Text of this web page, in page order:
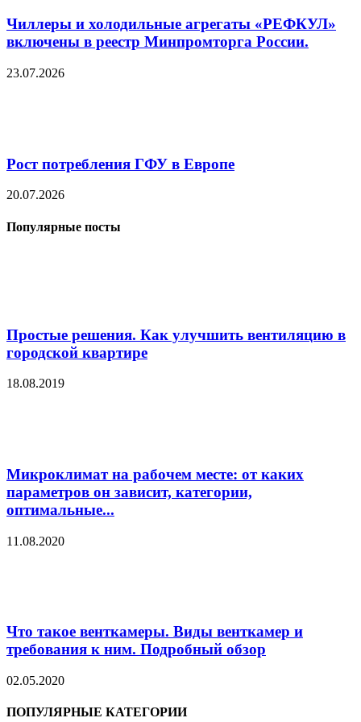
Чиллеры и холодильные агрегаты «РЕФКУЛ»
включены в реестр Минпромторга России.
23.07.2026
Рост потребления ГФУ в Европе
20.07.2026
Популярные посты
Простые решения. Как улучшить вентиляцию в
городской квартире
18.08.2019
Микроклимат на рабочем месте: от каких
параметров он зависит, категории,
оптимальные...
11.08.2020
Что такое венткамеры. Виды венткамер и
требования к ним. Подробный обзор
02.05.2020
ПОПУЛЯРНЫЕ КАТЕГОРИИ